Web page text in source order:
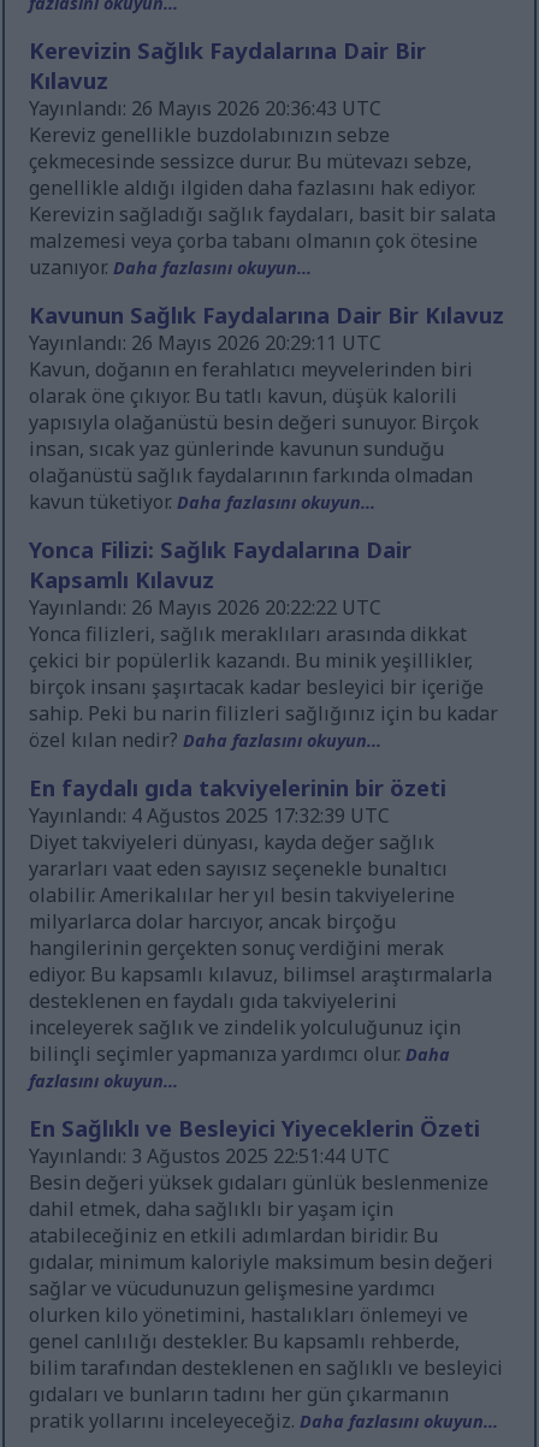
Kerevizin Sağlık Faydalarına Dair Bir
Kılavuz
Yayınlandı: 26 Mayıs 2026 20:36:43 UTC
Kereviz genellikle buzdolabınızın sebze
çekmecesinde sessizce durur. Bu mütevazı sebze,
genellikle aldığı ilgiden daha fazlasını hak ediyor.
Kerevizin sağladığı sağlık faydaları, basit bir salata
malzemesi veya çorba tabanı olmanın çok ötesine
uzanıyor.Daha fazlasını okuyun...
Kavunun Sağlık Faydalarına Dair Bir Kılavuz
Yayınlandı: 26 Mayıs 2026 20:29:11 UTC
Kavun, doğanın en ferahlatıcı meyvelerinden biri
olarak öne çıkıyor. Bu tatlı kavun, düşük kalorili
yapısıyla olağanüstü besin değeri sunuyor. Birçok
insan, sıcak yaz günlerinde kavunun sunduğu
olağanüstü sağlık faydalarının farkında olmadan
kavun tüketiyor.Daha fazlasını okuyun...
Yonca Filizi: Sağlık Faydalarına Dair
Kapsamlı Kılavuz
Yayınlandı: 26 Mayıs 2026 20:22:22 UTC
Yonca filizleri, sağlık meraklıları arasında dikkat
çekici bir popülerlik kazandı. Bu minik yeşillikler,
birçok insanı şaşırtacak kadar besleyici bir içeriğe
sahip. Peki bu narin filizleri sağlığınız için bu kadar
özel kılan nedir?Daha fazlasını okuyun...
En faydalı gıda takviyelerinin bir özeti
Yayınlandı: 4 Ağustos 2025 17:32:39 UTC
Diyet takviyeleri dünyası, kayda değer sağlık
yararları vaat eden sayısız seçenekle bunaltıcı
olabilir. Amerikalılar her yıl besin takviyelerine
milyarlarca dolar harcıyor, ancak birçoğu
hangilerinin gerçekten sonuç verdiğini merak
ediyor. Bu kapsamlı kılavuz, bilimsel araştırmalarla
desteklenen en faydalı gıda takviyelerini
inceleyerek sağlık ve zindelik yolculuğunuz için
bilinçli seçimler yapmanıza yardımcı olur.Daha
fazlasını okuyun...
En Sağlıklı ve Besleyici Yiyeceklerin Özeti
Yayınlandı: 3 Ağustos 2025 22:51:44 UTC
Besin değeri yüksek gıdaları günlük beslenmenize
dahil etmek, daha sağlıklı bir yaşam için
atabileceğiniz en etkili adımlardan biridir. Bu
gıdalar, minimum kaloriyle maksimum besin değeri
sağlar ve vücudunuzun gelişmesine yardımcı
olurken kilo yönetimini, hastalıkları önlemeyi ve
genel canlılığı destekler. Bu kapsamlı rehberde,
bilim tarafından desteklenen en sağlıklı ve besleyici
gıdaları ve bunların tadını her gün çıkarmanın
pratik yollarını inceleyeceğiz.Daha fazlasını okuyun...